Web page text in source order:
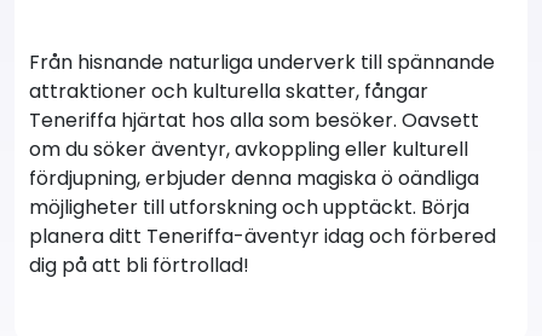
Från hisnande naturliga underverk till spännande
attraktioner och kulturella skatter, fångar
Teneriffa hjärtat hos alla som besöker. Oavsett
om du söker äventyr, avkoppling eller kulturell
fördjupning, erbjuder denna magiska ö oändliga
möjligheter till utforskning och upptäckt. Börja
planera ditt Teneriffa-äventyr idag och förbered
dig på att bli förtrollad!